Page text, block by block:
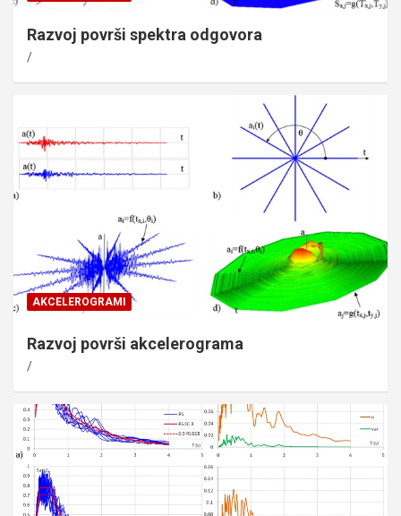
Razvoj površi spektra odgovora
AKCELEROGRAMI
Razvoj površi akcelerograma